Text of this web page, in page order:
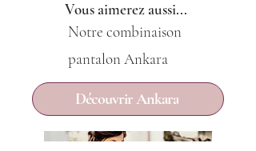
Vous aimerez aussi...
Notre combinaison
pantalon Ankara
Découvrir Ankara